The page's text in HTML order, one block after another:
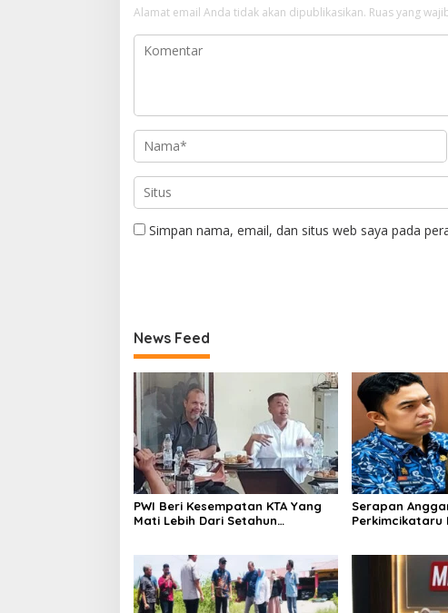
Alamat email Anda tidak akan dipublikasikan. Ruas yang
Simpan nama, email, dan situs web saya pada
News Feed
PWI Beri Kesempatan KTA Yang
Mati Lebih Dari Setahun
Serapan
Perkimcikataru